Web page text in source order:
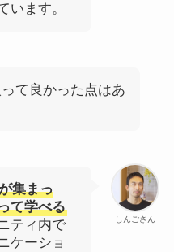
います。
て良かった点はあ
しんごさん
集まっ
て学べる
ティ内で
ケーショ